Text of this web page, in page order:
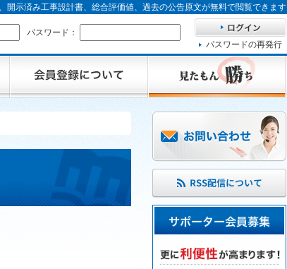
示済み工事設計書、総合評価値、過去の公告原文が無料で閲覧できます
パスワード：
パスワードの再発行